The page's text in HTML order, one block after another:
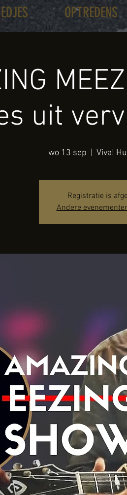
OPTREDENS
uit
wo 13 sep Viva!
Registratie is
Andere